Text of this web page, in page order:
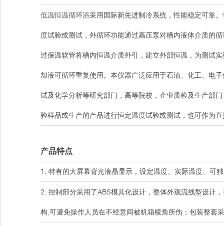
低温恒温循环浴采用国际新先进制冷系统，性能稳定可靠
度试验或测试，外循环功能通过高压泵对槽内液体介质的
过保温软管将槽内恒温介质外引，建立外部恒温，为测试
却液可循环重复使用。本仪器广泛应用于石油、化工、电
试及化学分析等研究部门，高等院校，企业质检及生产部
验样品或生产的产品进行恒定温度试验或测试，也可作为
产品特点
1. 特有的大屏幕背光液晶显示，设定温度、实际温度、可
2. 控制部分采用了ABS模具化设计，整体外观流线型设计
构,可避免操作人员在不经意间被机箱棱角所伤；包装整套